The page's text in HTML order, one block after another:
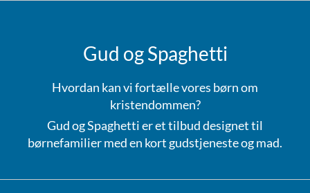
Gud og Spaghetti
Hvordan kan vi fortælle vores børn om
kristendommen?
Gud og Spaghetti er et tilbud designet til
børnefamilier med en kort gudstjeneste og mad.